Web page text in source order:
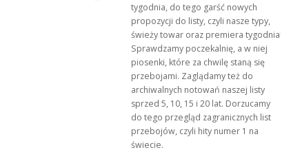
tygodnia, do tego garść nowych
propozycji do listy, czyli nasze typy,
świeży towar oraz premiera tygodnia!
Sprawdzamy poczekalnię, a w niej
piosenki, które za chwilę staną się
przebojami. Zaglądamy też do
archiwalnych notowań naszej listy
sprzed 5, 10, 15 i 20 lat. Dorzucamy
do tego przegląd zagranicznych list
przebojów, czyli hity numer 1 na
świecie.